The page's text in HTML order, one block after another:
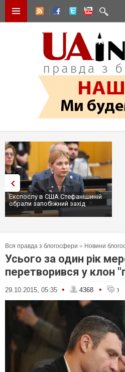
Експослу в США Стефанішиній
обрали запобіжний захід
Вся правда з блогосфери » Новини
Усього за один рік
перетворився у клон
29.10.2015, 05:35 • 4368 • 3